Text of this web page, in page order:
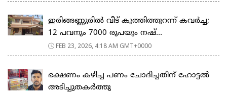
ഇരിങ്ങണ്ണൂരിൽ വീട് കുത്തിത്തുറന്ന് കവർച്ച;
12 പവനും 7000 രൂപയും നഷ്...
FEB 23, 2026, 4:18 AM GMT+0000
ഭക്ഷണം കഴിച്ച പണം ചോദിച്ചതിന് ഹോട്ടൽ
അടിച്ചുതകർത്തു